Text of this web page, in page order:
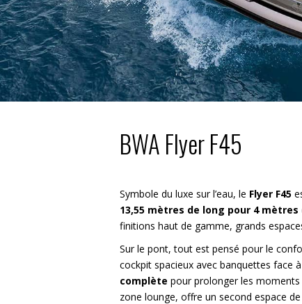
BWA Flyer F45
Symbole du luxe sur l’eau, le Flyer F45
13,55 mètres de long pour 4 mètres
finitions haut de gamme, grands
Sur le pont, tout est pensé pour le
cockpit spacieux avec banquettes face
complète pour prolonger les moments
zone lounge, offre un second espace